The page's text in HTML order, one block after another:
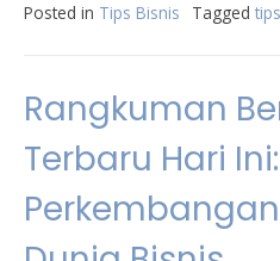
Posted in Tips Bisnis Tagged
Rangkuman
Terbaru Hari Ini: